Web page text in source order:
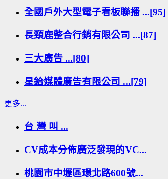
全國戶外大型電子看板聯播 ...[95]
長頸鹿整合行銷有限公司 ...[87]
三大廣告 ...[80]
星鉿媒體廣告有限公司 ...[79]
更多...
台 灣 叫 ...
CV成本分佈廣泛發現的VC...
桃園市中壢區環北路600號...